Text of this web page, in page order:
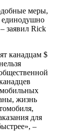
меры,
единодушно
заявил Rick
канадцам $
жизнь
для
–